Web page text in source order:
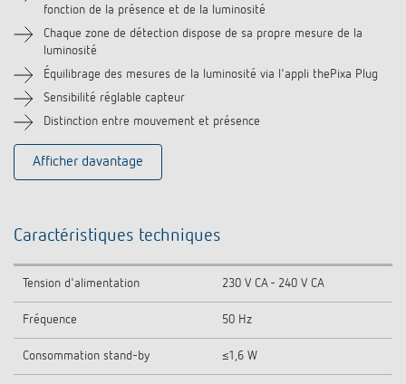
fonction de la présence et de la luminosité
Chaque zone de détection dispose de sa propre mesure de la
luminosité
Équilibrage des mesures de la luminosité via l'appli thePixa Plug
Sensibilité réglable capteur
Distinction entre mouvement et présence
Afficher davantage
Caractéristiques techniques
Tension d'alimentation 230 V CA - 240 V CA
Fréquence 50 Hz
Consommation stand-by ≤1,6 W